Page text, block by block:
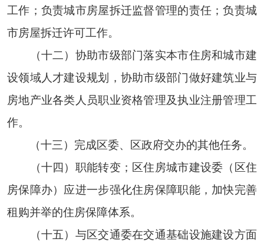
工作；负责城市房屋拆迁监督管理的责任；负责城
市房屋拆迁许可工作。
（十二）协助市级部门落实本市住房和城市建
设领域人才建设规划，协助市级部门做好建筑业与
房地产业各类人员职业资格管理及执业注册管理工
作。
（十三）完成区委、区政府交办的其他任务。
（十四）职能转变；区住房城市建设委（区住
房保障办）应进一步强化住房保障职能，加快完善
租购并举的住房保障体系。
（十五）与区交通委在交通基础设施建设方面